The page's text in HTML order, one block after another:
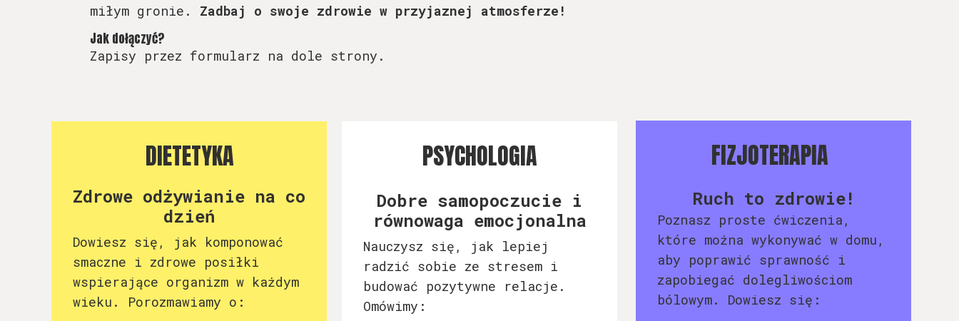
miłym gronie. Zadbaj o swoje zdrowie w przyjaznej atmosferze!
Jak dołączyć?
Zapisy przez formularz na dole strony.
DIETETYKA
Zdrowe odżywianie na co
dzień
Dowiesz się, jak komponować
smaczne i zdrowe posiłki
wspierające organizm w każdym
wieku. Porozmawiamy o:
PSYCHOLOGIA
Dobre samopoczucie i
równowaga emocjonalna
Nauczysz się, jak lepiej
radzić sobie ze stresem i
budować pozytywne relacje.
Omówimy:
FIZJOTERAPIA
Ruch to zdrowie!
Poznasz proste ćwiczenia,
które można wykonywać w domu,
aby poprawić sprawność i
zapobiegać dolegliwościom
bólowym. Dowiesz się: